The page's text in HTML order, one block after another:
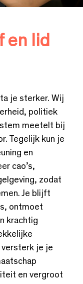
en lid
je sterker. Wij
politiek
meetelt bij
Tegelijk kun je
en
cao’s,
zodat
Je blijft
ontmoet
krachtig
versterk je je
en vergroot